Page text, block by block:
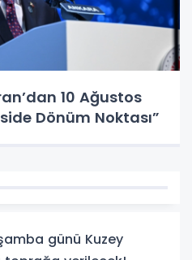
10 Ağustos
Dönüm Noktası”
günü Kuzey